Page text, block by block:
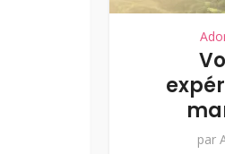
par